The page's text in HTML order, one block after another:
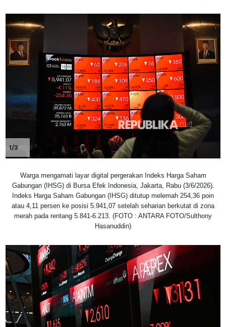
1/3
Warga mengamati layar digital pergerakan Indeks Harga Saham
Gabungan (IHSG) di Bursa Efek Indonesia, Jakarta, Rabu (3/6/2026).
Indeks Harga Saham Gabungan (IHSG) ditutup melemah 254,36 poin
atau 4,11 persen ke posisi 5.941,07 setelah seharian berkutat di zona
merah pada rentang 5.841-6.213. (FOTO : ANTARA FOTO/Sulthony
Hasanuddin)